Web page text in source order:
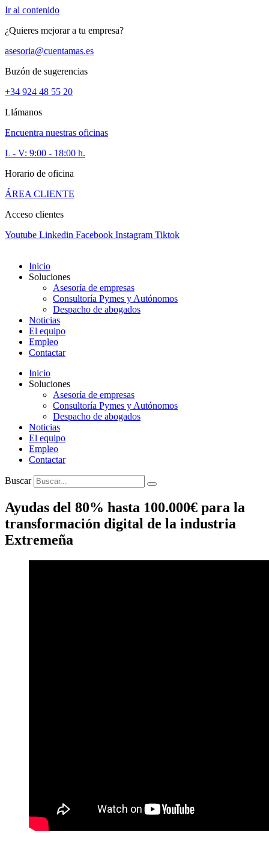
Ir al contenido
¿Quieres mejorar a tu empresa?
asesoria@cuentamas.es
Buzón de sugerencias
+34 924 48 55 20
Llámanos
Encuentra nuestras oficinas
L - V: 9:00 - 18:00 h.
Horario de oficina
ÁREA CLIENTE
Acceso clientes
Youtube Linkedin Facebook Instagram Tiktok
Inicio
Soluciones
Asesoría de empresas
Consultoría Pymes y Autónomos
Despacho de abogados
Noticias
El equipo
Empleo
Contactar
Inicio
Soluciones
Asesoría de empresas
Consultoría Pymes y Autónomos
Despacho de abogados
Noticias
El equipo
Empleo
Contactar
Buscar
Ayudas del 80% hasta 100.000€ para la
transformación digital de la industria
Extremeña